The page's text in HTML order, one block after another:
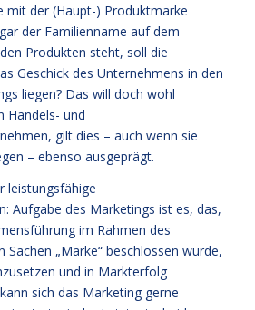
mit der (Haupt-) Produktmarke
der Familienname auf dem
Produkten steht, soll die
Geschick des Unternehmens in den
liegen? Das will doch wohl
Handels- und
gilt dies – auch wenn sie
– ebenso ausgeprägt.
leistungsfähige
Aufgabe des Marketings ist es, das,
im Rahmen des
Sachen „Marke“ beschlossen wurde,
und in Markterfolg
sich das Marketing gerne